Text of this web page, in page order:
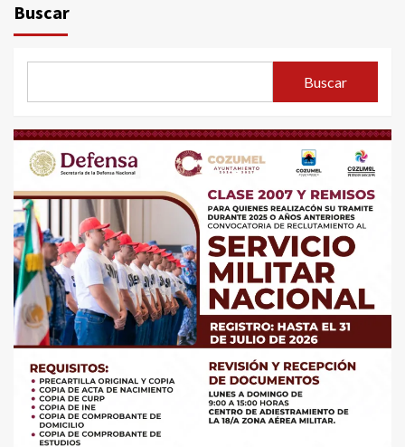
Buscar
Buscar